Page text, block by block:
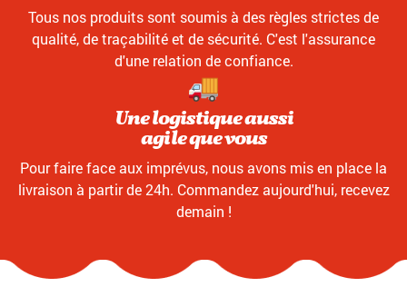
Tous nos produits sont soumis à des règles strictes de
qualité, de traçabilité et de sécurité. C'est l'assurance
d'une relation de confiance.
Une logistique aussi
agile que vous
Pour faire face aux imprévus, nous avons mis en place la
livraison à partir de 24h. Commandez aujourd'hui, recevez
demain !